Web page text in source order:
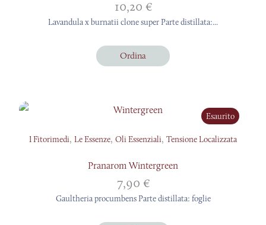
10,20 €
Lavandula x burnatii clone super Parte distillata:...
Ordina
Esaurito
I Fitorimedi, Le Essenze, Oli Essenziali, Tensione Localizzata
Pranarom Wintergreen
7,90 €
Gaultheria procumbens Parte distillata: foglie